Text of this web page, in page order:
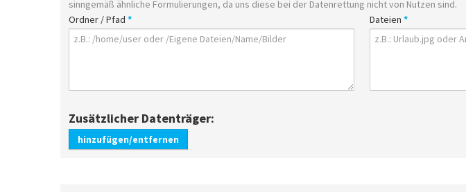
sinngemäß ähnliche Formulierungen, da uns diese bei der Datenrettung nicht von Nutzen sind.
Ordner / Pfad * Dateien *
Zusätzlicher Datenträger:
hinzufügen/entfernen